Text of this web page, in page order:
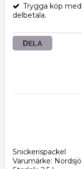
Trygga köp
delbetala.
DELA
Snickerispackel
Varumärke: Nordsjö